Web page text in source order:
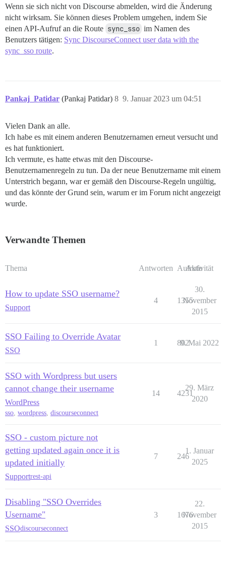
Wenn sie sich nicht von Discourse abmelden, wird die Änderung
nicht wirksam. Sie können dieses Problem umgehen, indem Sie
einen API-Aufruf an die Route sync_sso im Namen des
Benutzers tätigen: Sync DiscourseConnect user data with the
sync_sso route.
Pankaj_Patidar (Pankaj Patidar) 9. Januar 2023 um 04:51
8
Vielen Dank an alle.
Ich habe es mit einem anderen Benutzernamen erneut versucht und
es hat funktioniert.
Ich vermute, es hatte etwas mit den Discourse-
Benutzernamenregeln zu tun. Da der neue Benutzername mit einem
Unterstrich begann, war er gemäß den Discourse-Regeln ungültig,
und das könnte der Grund sein, warum er im Forum nicht angezeigt
wurde.
Verwandte Themen
Thema Antworten Aufrufe
Aktivität
How to update SSO username?
Support
4 1355
30.
November
2015
SSO Failing to Override Avatar
SSO
1 802
9. Mai 2022
SSO with Wordpress but users
cannot change their username
WordPress
sso wordpress discourseconnect
14 4231
29. März
2020
SSO - custom picture not
getting updated again once it is
updated initially
Supportrest-api
7 246
1. Januar
2025
Disabling "SSO Overrides
Username"
SSOdiscourseconnect
3 1676
22.
November
2015